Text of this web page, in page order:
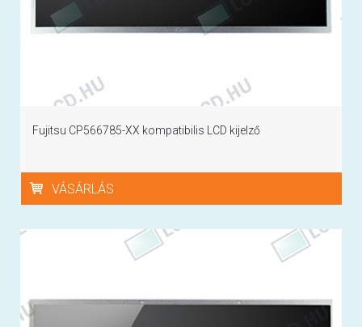
Fujitsu CP566785-XX kompatibilis LCD kijelző
VÁSÁRLÁS